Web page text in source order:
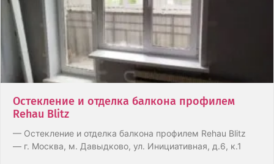
Остекление и отделка балкона профилем
Rehau Blitz
— Остекление и отделка балкона профилем Rehau Blitz
— г. Москва, м. Давыдково, ул. Инициативная, д.6, к.1